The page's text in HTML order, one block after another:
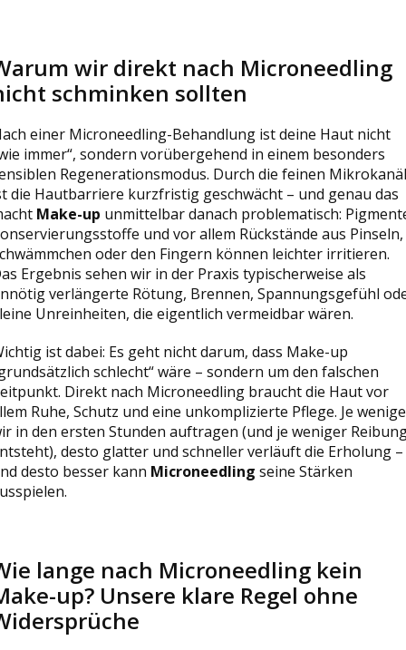
wir direkt nach Microneedling
schminken sollten
einer Microneedling-Behandlung ist deine Haut nicht
immer“, sondern vorübergehend in einem besonders
Regenerationsmodus. Durch die feinen
die Hautbarriere kurzfristig geschwächt – und genau das
Make-up unmittelbar danach problematisch:
und vor allem Rückstände aus Pinseln,
oder den Fingern können leichter irritieren.
Ergebnis sehen wir in der Praxis typischerweise als
verlängerte Rötung, Brennen, Spannungsgefühl
Unreinheiten, die eigentlich vermeidbar wären.
ist dabei: Es geht nicht darum, dass Make-up
schlecht“ wäre – sondern um den falschen
Direkt nach Microneedling braucht die Haut vor
Ruhe, Schutz und eine unkomplizierte Pflege. Je
in den ersten Stunden auftragen (und je weniger
desto glatter und schneller verläuft die Erholung –
desto besser kann Microneedling seine Stärken
lange nach Microneedling kein
up? Unsere klare Regel ohne